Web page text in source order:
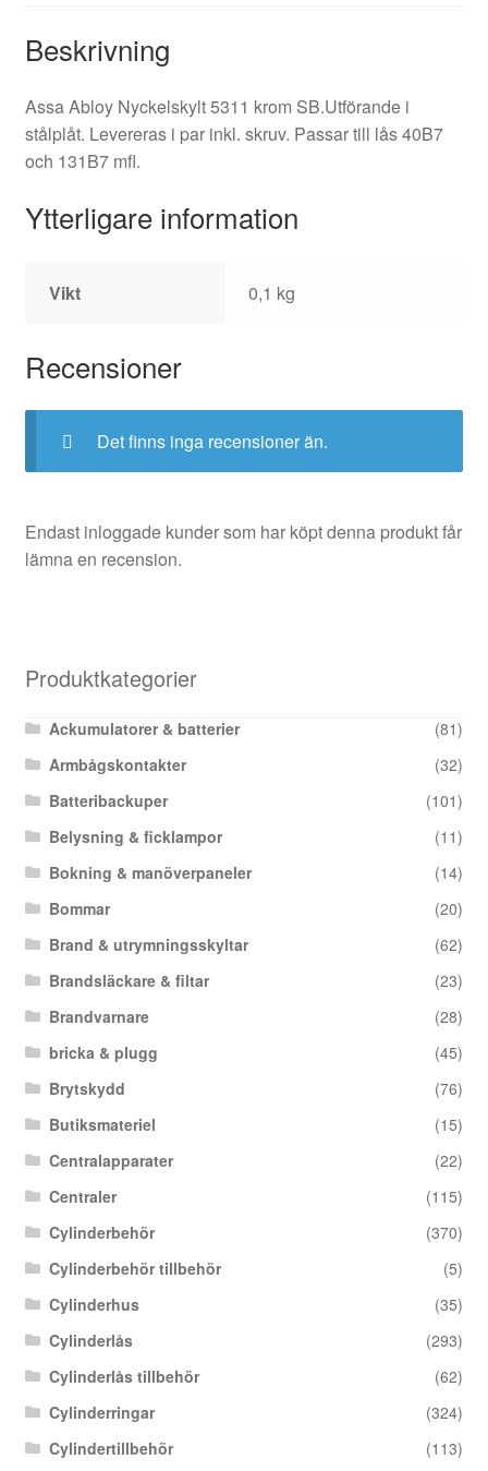
Beskrivning
Assa Abloy Nyckelskylt 5311 krom SB.Utförande i
stålplåt. Levereras i par inkl. skruv. Passar till lås 40B7
och 131B7 mfl.
Ytterligare information
Vikt 0,1 kg
Recensioner
Det finns inga recensioner än.
Endast inloggade kunder som har köpt denna produkt får
lämna en recension.
Produktkategorier
Ackumulatorer & batterier
(81)
Armbågskontakter
(32)
Batteribackuper
(101)
Belysning & ficklampor
(11)
Bokning & manöverpaneler
(14)
Bommar
(20)
Brand & utrymningsskyltar
(62)
Brandsläckare & filtar
(23)
Brandvarnare
(28)
bricka & plugg
(45)
Brytskydd
(76)
Butiksmateriel
(15)
Centralapparater
(22)
Centraler
(115)
Cylinderbehör
(370)
Cylinderbehör tillbehör
(5)
Cylinderhus
(35)
Cylinderlås
(293)
Cylinderlås tillbehör
(62)
Cylinderringar
(324)
Cylindertillbehör
(113)